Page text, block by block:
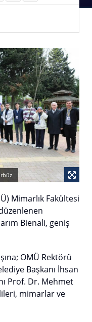
Mimarlık Fakültesi
Bienali, geniş
OMÜ Rektörü
Başkanı İhsan
Prof. Dr. Mehmet
mimarlar ve